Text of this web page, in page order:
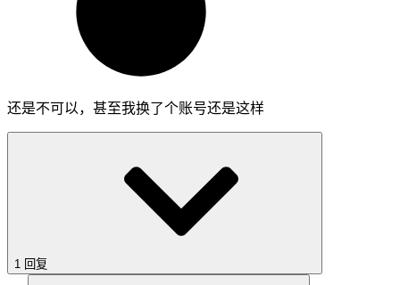
还是不可以，甚至我换了个账号还是这样
1 回复